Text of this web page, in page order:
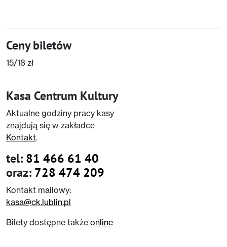
Ceny biletów
15/18 zł
Kasa Centrum Kultury
Aktualne godziny pracy kasy
znajdują się w zakładce
Kontakt.
tel: 81 466 61 40
oraz: 728 474 209
Kontakt mailowy:
kasa@ck.lublin.pl
Bilety dostępne także online